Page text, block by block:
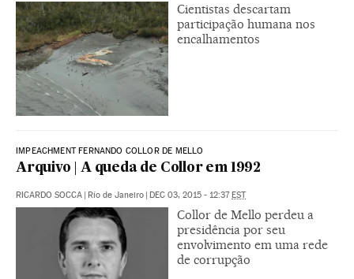
Cientistas descartam
participação humana nos
encalhamentos
IMPEACHMENT FERNANDO COLLOR DE MELLO
Arquivo | A queda de Collor em 1992
RICARDO SOCCA | Río de Janeiro | DEC 03, 2015 - 12:37EST
Collor de Mello perdeu a
presidência por seu
envolvimento em uma rede
de corrupção